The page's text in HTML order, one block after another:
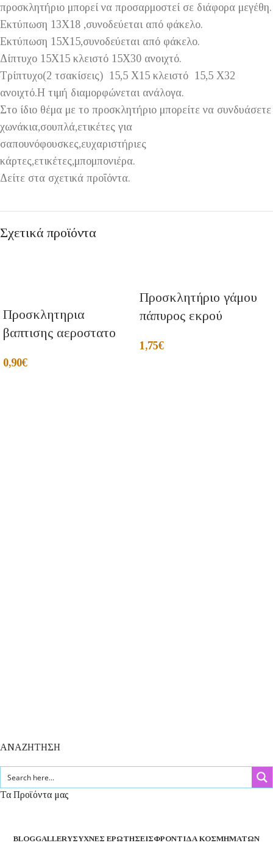
προσκλητήριο μπορεί να προσαρμοστεί σε διάφορα μεγέθη.
Εκτύπωση 13Χ18 ,συνοδεύεται από φάκελο.
Εκτύπωση 15Χ15,συνοδεύεται από φάκελο.
Δίπτυχο 15Χ15 κλειστό 15Χ30 ανοιχτό.
Τρίπτυχο(2 τσακίσεις) 15,5 Χ15 κλειστό 15,5 Χ32
ανοιχτό.Η τιμή διαμορφώνεται ανάλογα.
Στο ίδιο θέμα με το προσκλητήριο μπορείτε να συνδυάσετε
χωνάκια,σουπλά,ετικέτες για
σαπουνόφουσκες,ευχαριστήριες
κάρτες,ετικέτες,μπομπονιέρα.
Δείτε στα σχετικά προΐόντα.
Σχετικά προϊόντα
Προσκλητηρια
βαπτισης αεροστατο
0,90€
Προσκλητήριο γάμου
πάπυρος εκρού
1,75€
ΑΝΑΖΗΤΗΣΗ
Τα Προϊόντα μας
BLOGGALLERYΣΥΧΝΈΣ ΕΡΩΤΉΣΕΙΣΦΡΟΝΤΊΔΑ ΚΟΣΜΗΜΆΤΩΝ